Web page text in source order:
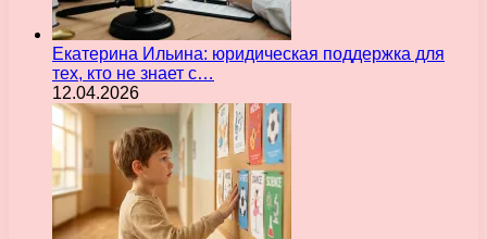
Екатерина Ильина: юридическая поддержка для
тех, кто не знает с…
12.04.2026